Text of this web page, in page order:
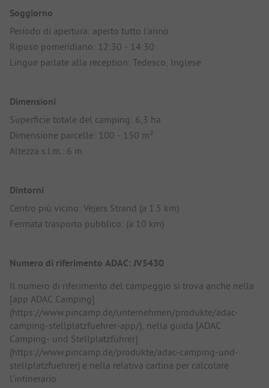
Soggiorno
Periodo di apertura: aperto tutto l'anno
Riposo pomeridiano: 12:30 - 14:30
Lingue parlate alla reception: Tedesco, Inglese
Dimensioni
Superficie totale del camping: 6,3 ha
Dimensione parcelle: 100 - 150 m²
Altezza s.l.m.: 6 m
Dintorni
Centro più vicino: Vejers Strand (a 1.5 km)
Fermata trasporto pubblico: (a 10 km)
Numero di riferimento ADAC: JV5430
Il numero di riferimento del campeggio si trova anche nella
[app ADAC Camping]
(https://www.pincamp.de/unternehmen/produkte/adac-
camping-stellplatzfuehrer-app/), nella guida [ADAC
Camping- und Stellplatzführer]
(https://www.pincamp.de/produkte/adac-camping-und-
stellplatzfuehrer) e nella relativa cartina per calcolare
l'intinerario.